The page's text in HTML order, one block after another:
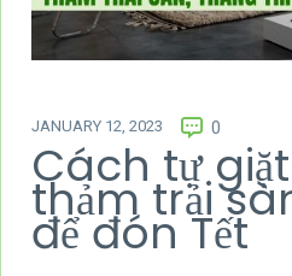
JANUARY 12, 2023 0
Cách tự
thảm trải
để đón Tết